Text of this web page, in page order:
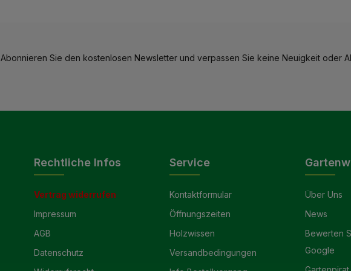
Abonnieren Sie den kostenlosen Newsletter und verpassen Sie keine Neuigkeit oder
Rechtliche Infos
Vertrag widerrufen
Impressum
AGB
Datenschutz
Service
Kontaktformular
Öffnungszeiten
Holzwissen
Versandbedingungen
Über Uns
News
Bewerten
Google